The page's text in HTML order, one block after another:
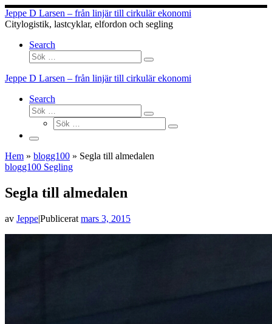
Hoppa
till
innehåll
Jeppe D Larsen – från linjär till cirkulär ekonomi
Citylogistik, lastcyklar, elfordon och segling
Search
Sök
Sök
…
Jeppe D Larsen – från linjär till cirkulär ekonomi
Search
Sök
Sök
Sök
Sök
Meny
Hem » blogg100 » Segla till almedalen
blogg100 Segling
Segla till almedalen
av Jeppe|Publicerat mars 3, 2015